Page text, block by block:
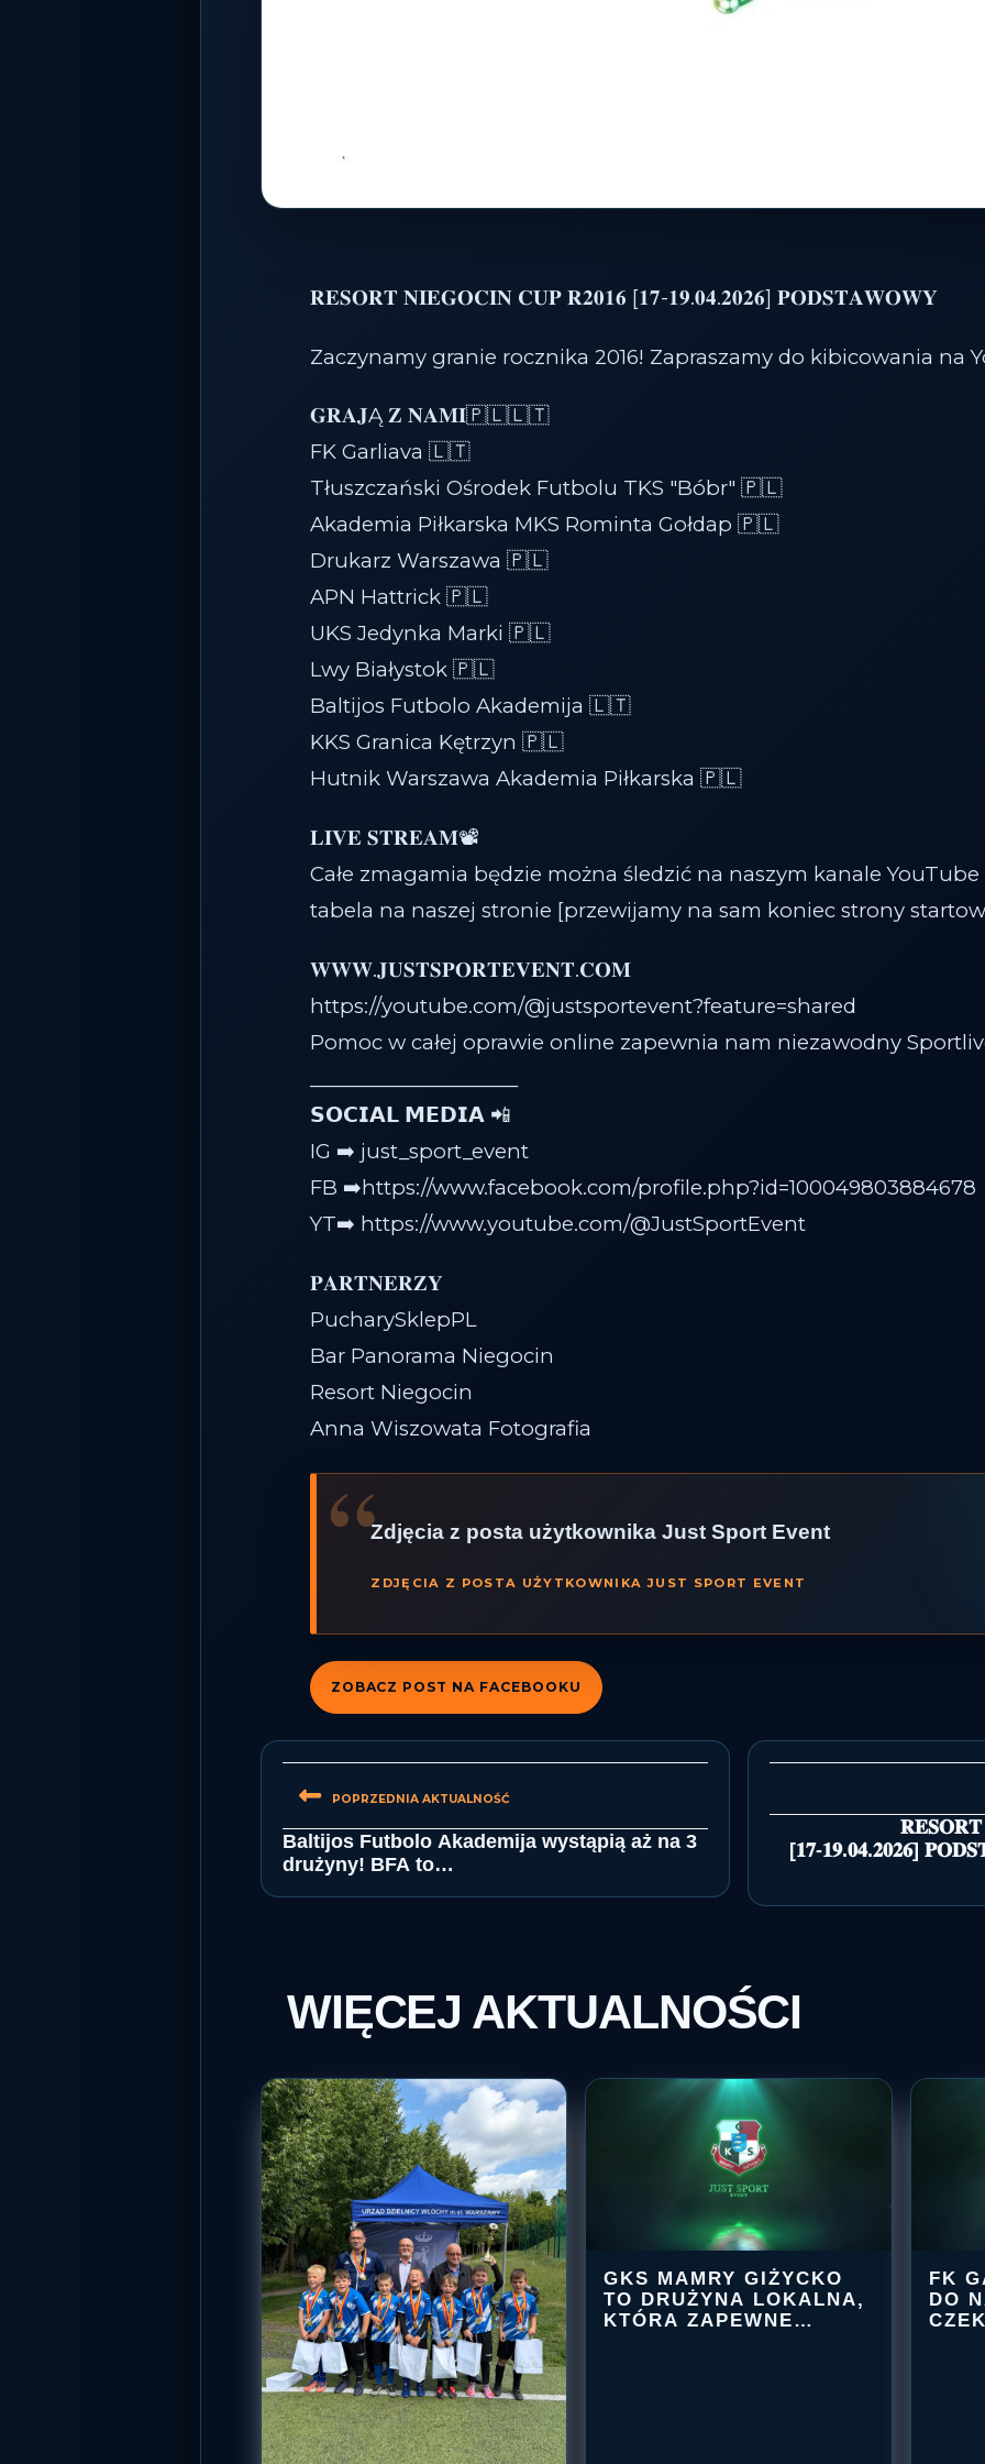
𝐑𝐄𝐒𝐎𝐑𝐓 𝐍𝐈𝐄𝐆𝐎𝐂𝐈𝐍 𝐂𝐔𝐏 𝐑𝟐𝟎𝟏𝟔 [𝟏𝟕-𝟏𝟗.𝟎𝟒.𝟐𝟎𝟐𝟔] 𝐏𝐎𝐃𝐒𝐓𝐀𝐖𝐎𝐖𝐘
Zaczynamy granie rocznika 2016! Zapraszamy do kibicowania na
𝐆𝐑𝐀𝐉Ą 𝐙 𝐍𝐀𝐌𝐈🇵🇱🇱🇹
FK Garliava 🇱🇹
Tłuszczański Ośrodek Futbolu TKS "Bóbr" 🇵🇱
Akademia Piłkarska MKS Rominta Gołdap 🇵🇱
Drukarz Warszawa 🇵🇱
APN Hattrick 🇵🇱
UKS Jedynka Marki 🇵🇱
Lwy Białystok 🇵🇱
Baltijos Futbolo Akademija 🇱🇹
KKS Granica Kętrzyn 🇵🇱
Hutnik Warszawa Akademia Piłkarska 🇵🇱
𝐋𝐈𝐕𝐄 𝐒𝐓𝐑𝐄𝐀𝐌📽
Całe zmagamia będzie można śledzić na naszym kanale
tabela na naszej stronie [przewijamy na sam koniec strony
𝐖𝐖𝐖.𝐉𝐔𝐒𝐓𝐒𝐏𝐎𝐑𝐓𝐄𝐕𝐄𝐍𝐓.𝐂𝐎𝐌
https://youtube.com/@justsportevent?feature=shared
Pomoc w całej oprawie online zapewnia nam niezawodny
𝗦𝗢𝗖𝗜𝗔𝗟 𝗠𝗘𝗗𝗜𝗔 📲
IG ➡️ just_sport_event
FB ➡️https://www.facebook.com/profile.php?id=100049803884678
YT➡️ https://www.youtube.com/@JustSportEvent
𝐏𝐀𝐑𝐓𝐍𝐄𝐑𝐙𝐘
PucharySklepPL
Bar Panorama Niegocin
Resort Niegocin
Anna Wiszowata Fotografia
Zdjęcia z posta użytkownika Just Sport Event
ZDJĘCIA Z POSTA UŻYTKOWNIKA JUST SPORT EVENT
ZOBACZ POST NA FACEBOOKU
POST
NAVIGATION
post:
Baltijos Futbolo Akademija wystąpią aż na 3
drużyny! BFA to…
𝐑𝐄𝐒𝐎𝐑𝐓
[𝟏𝟕-𝟏𝟗.𝟎𝟒.𝟐𝟎𝟐𝟔]
GKS MAMRY GIŻYCKO
TO DRUŻYNA LOKALNA,
KTÓRA ZAPEWNE
FK
DO